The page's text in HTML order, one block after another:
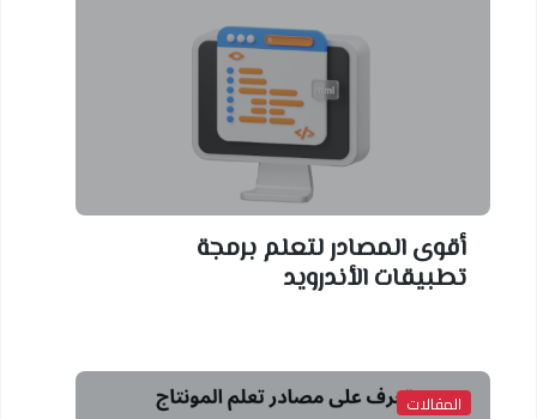
أقوى المصادر لتعلم برمجة
تطبيقات الأندرويد
المقالات